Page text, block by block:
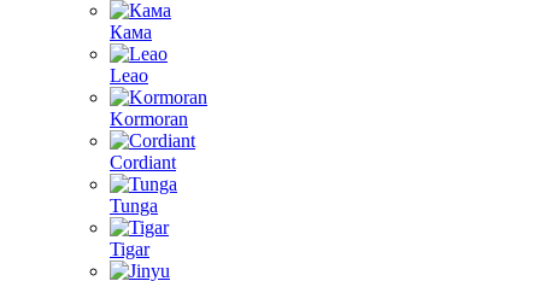
Кама
Leao
Kormoran
Cordiant
Tunga
Tigar